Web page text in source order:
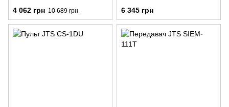
4 062 грн 10 689 грн 6 345 грн